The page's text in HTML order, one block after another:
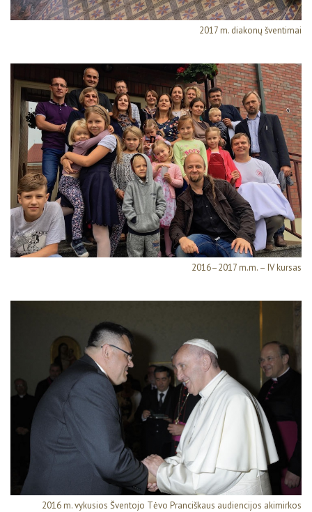
2017 m. diakonų šventimai
2016–2017 m.m. – IV kursas
2016 m. vykusios Šventojo Tėvo Pranciškaus audiencijos akimirkos